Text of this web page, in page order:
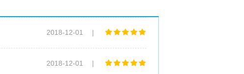
|
2018-12-01
|
2018-12-01